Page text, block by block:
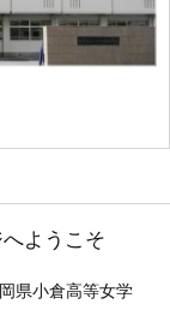
ようこそ
県小倉高等女学